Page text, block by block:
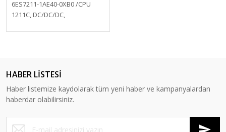
6ES7211-1AE40-0XB0 /CPU
1211C, DC/DC/DC,
HABER LİSTESİ
Haber listemize kaydolarak tüm yeni haber ve kampanyalardan
haberdar olabilirsiniz.